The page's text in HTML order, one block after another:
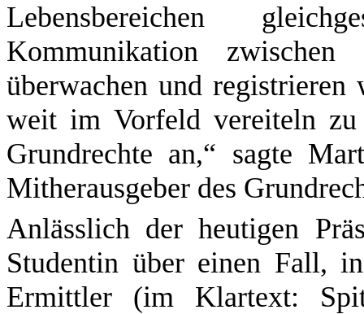
Lebensbereichen
Kommunikation zwischen
überwachen und
weit im Vorfeld vereiteln
Grundrechte an,“ sagte
Mitherausgeber des
Anlässlich der heutigen
Studentin über einen Fall,
Ermittler (im Klartext: